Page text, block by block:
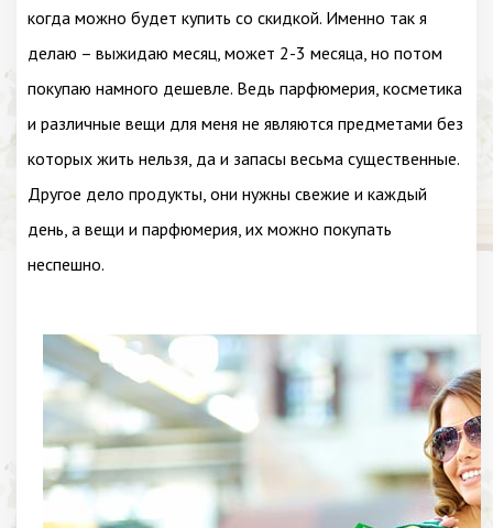
когда можно будет купить со скидкой. Именно так я
делаю – выжидаю месяц, может 2-3 месяца, но потом
покупаю намного дешевле. Ведь парфюмерия, косметика
и различные вещи для меня не являются предметами без
которых жить нельзя, да и запасы весьма существенные.
Другое дело продукты, они нужны свежие и каждый
день, а вещи и парфюмерия, их можно покупать
неспешно.